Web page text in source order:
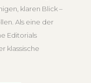
klaren Blick –
Als eine der
Editorials
klassische